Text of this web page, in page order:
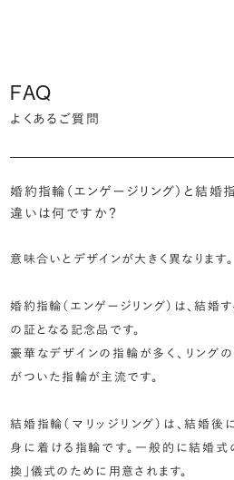
FAQ
よくあるご質問
婚約指輪（エンゲージリング）と結婚
違いは何ですか？
意味合いとデザインが大きく異なります。
婚約指輪（エンゲージリング）は、結婚
の証となる記念品です。
豪華なデザインの指輪が多く、リング
がついた指輪が主流です。
結婚指輪（マリッジリング）は、結婚
身に着ける指輪です。一般的に結婚式
換」儀式のために用意されます。